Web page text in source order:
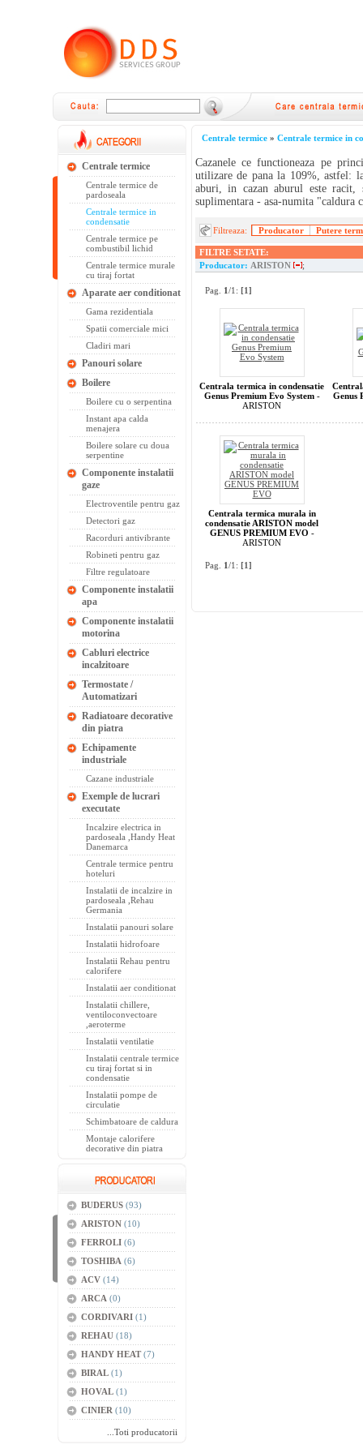
Centrale termice
Centrale termice de
pardoseala
Centrale termice in
condensatie
Centrale termice pe
combustibil lichid
Centrale termice murale
cu tiraj fortat
Aparate aer conditionat
Gama rezidentiala
Spatii comerciale mici
Cladiri mari
Panouri solare
Boilere
Boilere cu o serpentina
Instant apa calda
menajera
Boilere solare cu doua
serpentine
Componente instalatii
gaze
Electroventile pentru gaz
Detectori gaz
Racorduri antivibrante
Robineti pentru gaz
Filtre regulatoare
Componente instalatii
apa
Componente instalatii
motorina
Cabluri electrice
incalzitoare
Termostate /
Automatizari
Radiatoare decorative
din piatra
Echipamente
industriale
Cazane industriale
Exemple de lucrari
executate
Incalzire electrica in
pardoseala ,Handy Heat
Danemarca
Centrale termice pentru
hoteluri
Instalatii de incalzire in
pardoseala ,Rehau
Germania
Instalatii panouri solare
Instalatii hidrofoare
Instalatii Rehau pentru
calorifere
Instalatii aer conditionat
Instalatii chillere,
ventiloconvectoare
,aeroterme
Instalatii ventilatie
Instalatii centrale termice
cu tiraj fortat si in
condensatie
Instalatii pompe de
circulatie
Schimbatoare de caldura
Montaje calorifere
decorative din piatra
BUDERUS (93)
ARISTON (10)
FERROLI (6)
TOSHIBA (6)
ACV (14)
ARCA (0)
CORDIVARI (1)
REHAU (18)
HANDY HEAT(7)
BIRAL (1)
HOVAL (1)
CINIER (10)
...Toti producatorii
Centrale termice » Centrale termice in
Cazanele ce functioneaza pe
utilizare de pana la 109%, astfel:
aburi, in cazan aburul este racit,
suplimentara - asa-numita "caldura
Filtreaza: Producator Putere
FILTRE SETATE:
Producator: ARISTON ;
Pag. 1/1: [1]
Centrala termica in condensatie
Genus Premium Evo System-
ARISTON
Genus
Centrala termica murala in
condensatie ARISTON model
GENUS PREMIUM EVO -
ARISTON
Pag. 1/1: [1]